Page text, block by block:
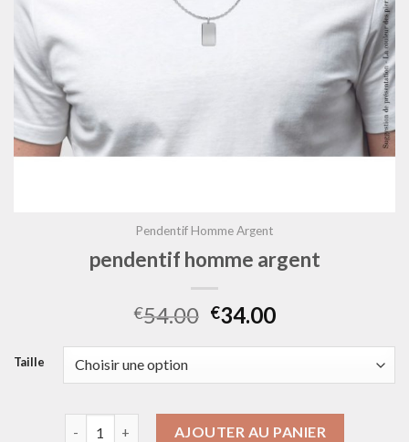
Pendentif Homme Argent
pendentif homme argent
€54.00 €34.00
Taille
AJOUTER AU PANIER